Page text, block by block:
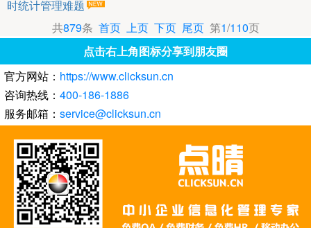
时统计管理难题
共879条 首页 上页 下页 尾页第1/110页
点击右上角图标分享到朋友圈
官方网站： https://www.clicksun.cn
咨询热线： 400-186-1886
服务邮箱： service@clicksun.cn